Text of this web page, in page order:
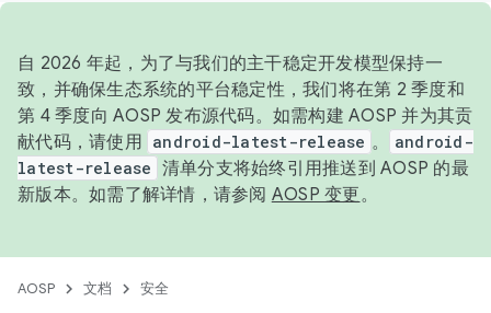
自 2026 年起，为了与我们的主干稳定开发模型保持一
致，并确保生态系统的平台稳定性，我们将在第 2 季度和
第 4 季度向 AOSP 发布源代码。如需构建 AOSP 并为其贡
献代码，请使用 android-latest-release 。
android-
latest-release 清单分支将始终引用推送到 AOSP 的最
新版本。如需了解详情，请参阅 AOSP 变更。
AOSP 文档 安全